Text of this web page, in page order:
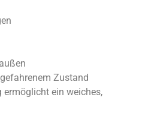
Zustand
ermöglicht ein weiches,